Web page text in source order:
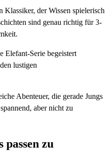
Klassiker, der Wissen spielerisch
sind genau richtig für 3-
Elefant-Serie begeistert
lustigen
Abenteuer, die gerade Jungs
aber nicht zu
passen zu